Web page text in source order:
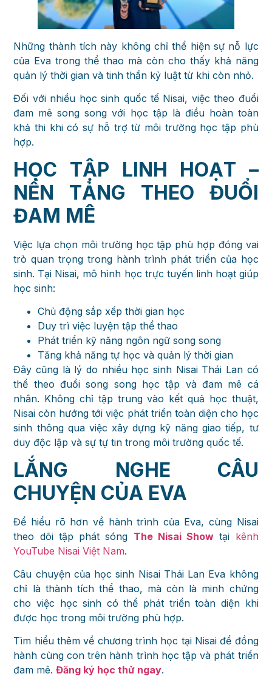
Những thành tích này không chỉ thể hiện sự nỗ lực
của Eva trong thể thao mà còn cho thấy khả năng
quản lý thời gian và tinh thần kỷ luật từ khi còn nhỏ.
Đối với nhiều học sinh quốc tế Nisai, việc theo đuổi
đam mê song song với học tập là điều hoàn toàn
khả thi khi có sự hỗ trợ từ môi trường học tập phù
hợp.
HỌC TẬP LINH HOẠT –
NỀN TẢNG THEO ĐUỔI
ĐAM MÊ
Việc lựa chọn môi trường học tập phù hợp đóng vai
trò quan trọng trong hành trình phát triển của học
sinh. Tại Nisai, mô hình học trực tuyến linh hoạt giúp
học sinh:
Chủ động sắp xếp thời gian học
Duy trì việc luyện tập thể thao
Phát triển kỹ năng ngôn ngữ song song
Tăng khả năng tự học và quản lý thời gian
Đây cũng là lý do nhiều học sinh Nisai Thái Lan có
thể theo đuổi song song học tập và đam mê cá
nhân. Không chỉ tập trung vào kết quả học thuật,
Nisai còn hướng tới việc phát triển toàn diện cho học
sinh thông qua việc xây dựng kỹ năng giao tiếp, tư
duy độc lập và sự tự tin trong môi trường quốc tế.
LẮNG NGHE CÂU
CHUYỆN CỦA EVA
Để hiểu rõ hơn về hành trình của Eva, cùng Nisai
theo dõi tập phát sóng The Nisai Show tại kênh
YouTube Nisai Việt Nam.
Câu chuyện của học sinh Nisai Thái Lan Eva không
chỉ là thành tích thể thao, mà còn là minh chứng
cho việc học sinh có thể phát triển toàn diện khi
được học trong môi trường phù hợp.
Tìm hiểu thêm về chương trình học tại Nisai để đồng
hành cùng con trên hành trình học tập và phát triển
đam mê.Đăng ký học thử ngay.